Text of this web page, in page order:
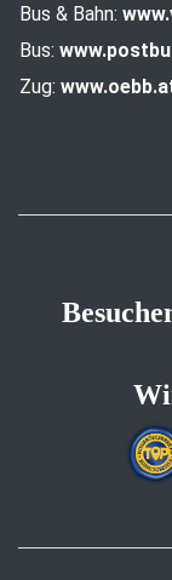
Bus & Bahn:
Bus:
Zug: